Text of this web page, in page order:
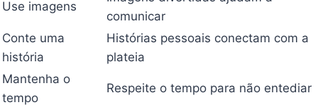
Use imagens
comunicar
Conte uma
história
Histórias pessoais conectam com a
plateia
Mantenha o
tempo
Respeite o tempo para não entediar